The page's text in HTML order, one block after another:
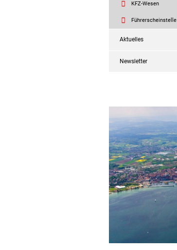
KFZ-Wesen
Führerscheinstelle
Aktuelles
Newsletter